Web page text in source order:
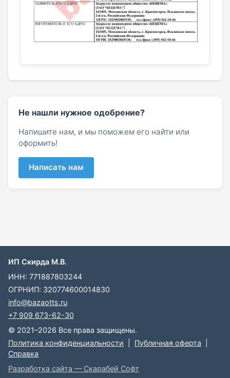
Не нашли нужное одобрение?
Напишите нам, и мы поможем его найти или
оформить!
Написать нам
ИП Скирда М.В.
ИНН: 771887803244
ОГРНИП: 320774600014830
info@bazaotts.ru
+7 909 673-62-30
© 2021–2026 Все права защищены.
Политика конфиденциальности
Публичная оферта
Справка
Разработка сайта — Скарабей Софт